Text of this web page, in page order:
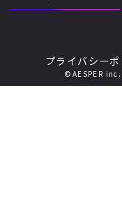
プライバシー
©AESPER